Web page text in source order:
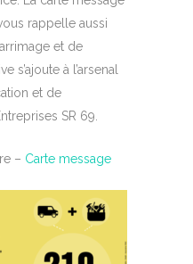
rappelle aussi
et de
s’ajoute à l’arsenal
et de
SR 69.
– Carte message